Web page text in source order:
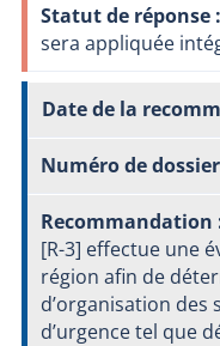
sera appliquée
[R-3] effectue une
région afin de
d’organisation des
d’urgence tel que